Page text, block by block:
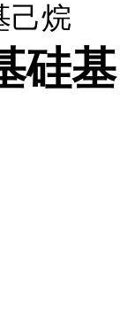
己烷
硅基